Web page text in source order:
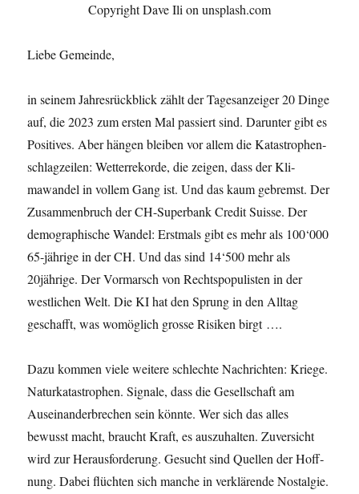
Copy­right Dave Ili on unsplash.com
Liebe Gemeinde,
in seinem Jahres­rück­blick zählt der Tage­sanzeiger 20 Dinge
auf, die 2023 zum ersten Mal passiert sind. Darunter gibt es
Pos­i­tives. Aber hän­gen bleiben vor allem die Katas­tro­phen­
schlagzeilen: Wet­ter­reko­rde, die zeigen, dass der Kli­
mawan­del in vollem Gang ist. Und das kaum gebremst. Der
Zusam­men­bruch der CH-Super­bank Cred­it Suisse. Der
demographis­che Wan­del: Erst­mals gibt es mehr als 100‘000
65-jährige in der CH. Und das sind 14‘500 mehr als
20jährige. Der Vor­marsch von Recht­spop­ulis­ten in der
west­lichen Welt. Die KI hat den Sprung in den All­t­ag
geschafft, was wom­öglich grosse Risiken birgt ….
Dazu kom­men viele weit­ere schlechte Nachricht­en: Kriege.
Naturkatas­tro­phen. Sig­nale, dass die Gesellschaft am
Auseinan­der­brechen sein kön­nte. Wer sich das alles
bewusst macht, braucht Kraft, es auszuhal­ten. Zuver­sicht
wird zur Her­aus­forderung. Gesucht sind Quellen der Hoff­
nung. Dabei flücht­en sich manche in verk­lärende Nos­tal­gie.